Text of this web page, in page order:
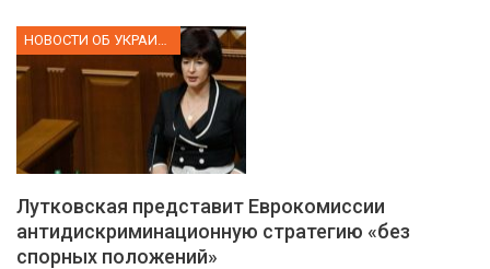
НОВОСТИ ОБ УКРАИНЕ
Лутковская представит Еврокомиссии
антидискриминационную стратегию «без
спорных положений»